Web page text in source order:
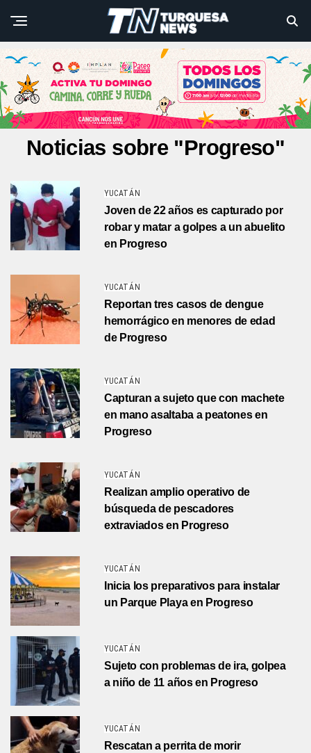
Noticias sobre "Progreso"
YUCATÁN
Joven de 22 años es capturado por
robar y matar a golpes a un abuelito
en Progreso
YUCATÁN
Reportan tres casos de dengue
hemorrágico en menores de edad
de Progreso
YUCATÁN
Capturan a sujeto que con machete
en mano asaltaba a peatones en
Progreso
YUCATÁN
Realizan amplio operativo de
búsqueda de pescadores
extraviados en Progreso
YUCATÁN
Inicia los preparativos para instalar
un Parque Playa en Progreso
YUCATÁN
Sujeto con problemas de ira, golpea
a niño de 11 años en Progreso
YUCATÁN
Rescatan a perrita de morir